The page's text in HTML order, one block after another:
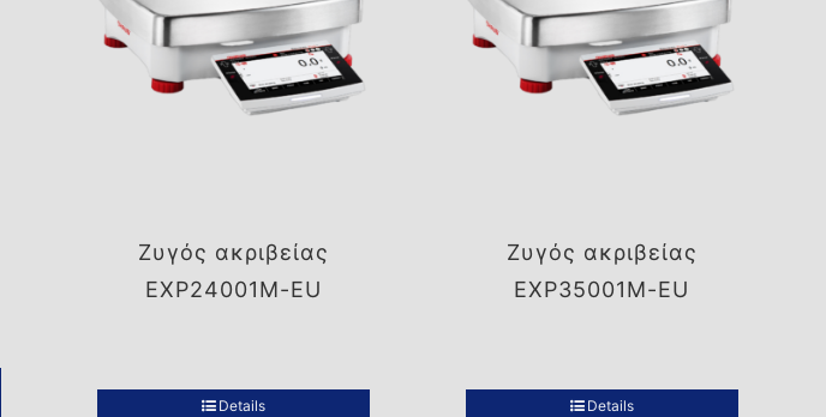
Ζυγός ακριβείας
EXP24001M-EU
Details
Ζυγός ακριβείας
EXP35001M-EU
Details